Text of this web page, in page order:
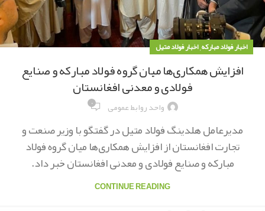
اخبار فولاد مبارکه,اخبار فولاد متیل
افزایش همکاری‌ها میان گروه فولاد مبارکه و صنایع
فولادی و معدنی افغانستان
واحد روابط عمومی ۰
مدیرعامل هلدینگ فولاد متیل در گفتگو با وزیر صنعت و
تجارت افغانستان از افزایش همکاری‌ها میان گروه فولاد
مبارکه و صنایع فولادی و معدنی افغانستان خبر داد.
CONTINUE READING